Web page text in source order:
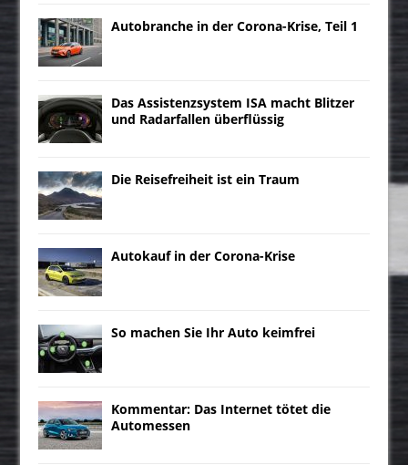
Autobranche in der Corona-Krise, Teil 1
Das Assistenzsystem ISA macht Blitzer
und Radarfallen überflüssig
Die Reisefreiheit ist ein Traum
Autokauf in der Corona-Krise
So machen Sie Ihr Auto keimfrei
Kommentar: Das Internet tötet die
Automessen